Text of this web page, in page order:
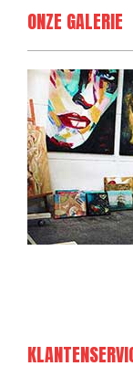
ONZE GALERIE